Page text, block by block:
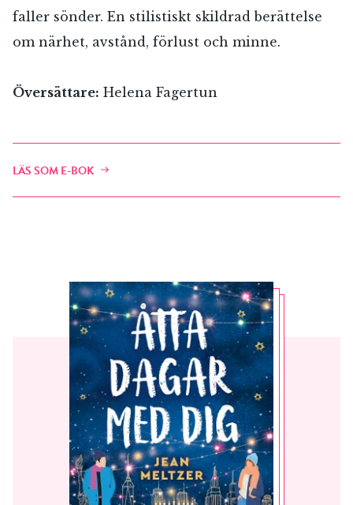
faller sönder. En stilistiskt skildrad berättelse
om närhet, avstånd, förlust och minne.
Översättare: Helena Fagertun
LÄS SOM E-BOK